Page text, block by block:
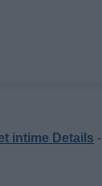
intime Details